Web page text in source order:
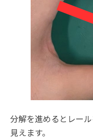
分解を進めるとレー
見えます。